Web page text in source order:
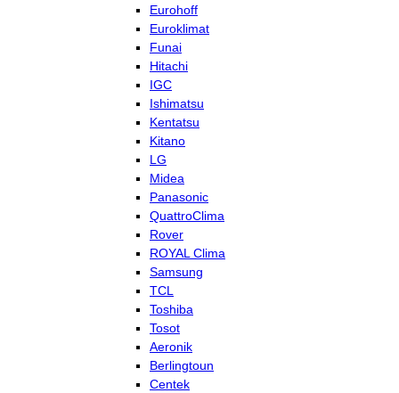
Eurohoff
Euroklimat
Funai
Hitachi
IGC
Ishimatsu
Kentatsu
Kitano
LG
Midea
Panasonic
QuattroClima
Rover
ROYAL Clima
Samsung
TCL
Toshiba
Tosot
Aeronik
Berlingtoun
Centek